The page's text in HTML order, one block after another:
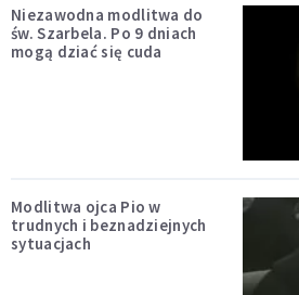
Niezawodna modlitwa do
św. Szarbela. Po 9 dniach
mogą dziać się cuda
Modlitwa ojca Pio w
trudnych i beznadziejnych
sytuacjach